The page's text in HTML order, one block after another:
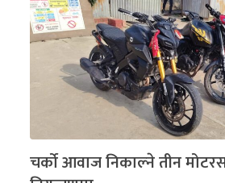
चर्को आवाज निकाल्ने तीन